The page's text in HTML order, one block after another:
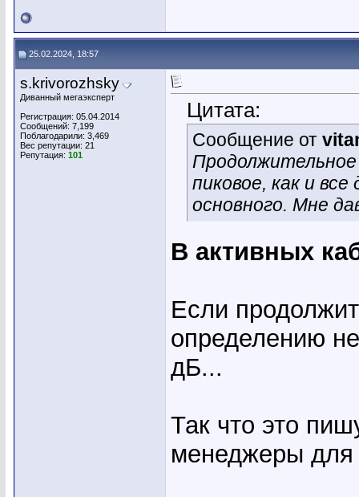
25.02.2024, 18:57
s.krivorozhsky
Диванный мегаэксперт
Регистрация: 05.04.2014
Сообщений: 7,199
Поблагодарили: 3,469
Вес репутации: 21
Репутация: 101
Цитата:
Сообщение от
Продолжительное
пиковое, как и
основного. Мне
В активных
Если
определению
дБ...
Так что это
менеджеры для